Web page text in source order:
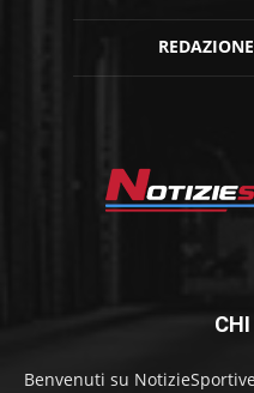
REDAZIONE
Benvenuti su